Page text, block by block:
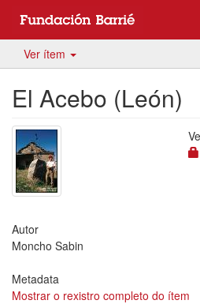
Ver ítem
El Acebo (León)
Autor
Moncho Sabin
Metadata
Mostrar o rexistro completo do ítem